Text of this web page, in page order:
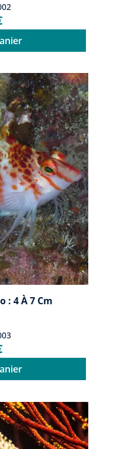
: 4 À 7 Cm